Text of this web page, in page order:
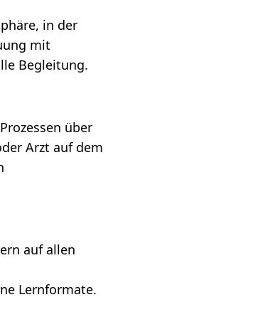
in der
mit
Begleitung.
über
Arzt auf dem
auf allen
Lernformate.